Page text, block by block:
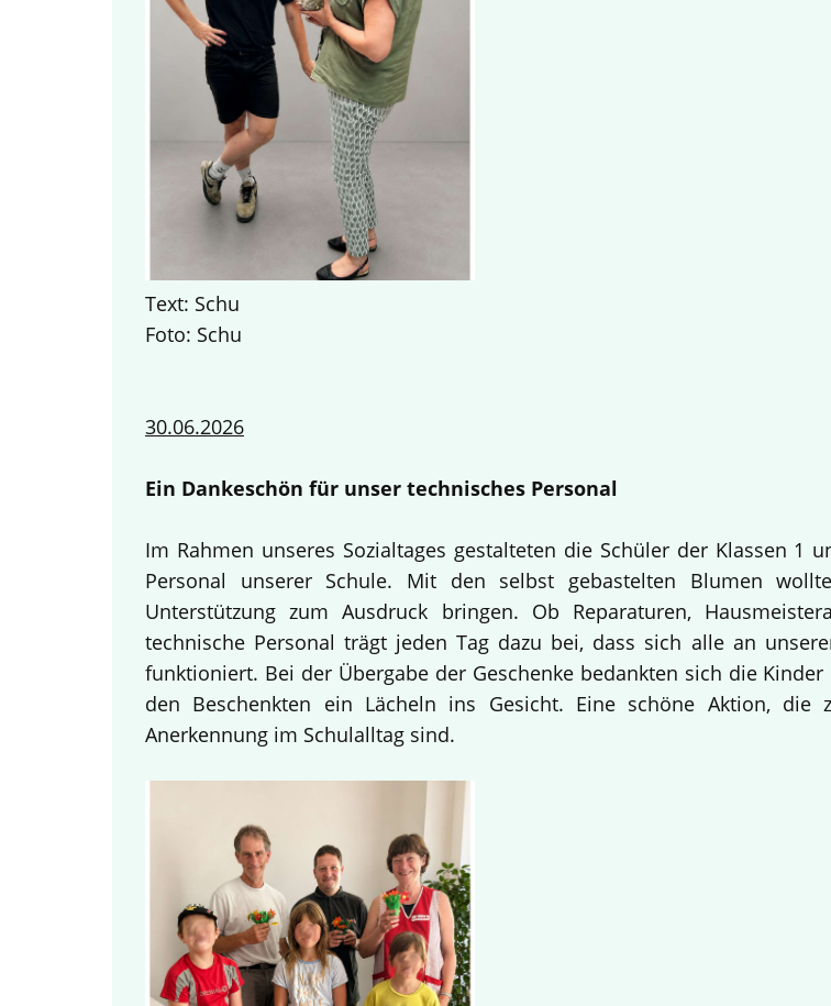
Text: Schu
Foto: Schu
30.06.2026
Ein Dankeschön für unser technisches Personal
Im Rahmen unseres Sozialtages gestalteten die Schüler der Klassen 1
Personal unserer Schule. Mit den selbst gebastelten Blumen
Unterstützung zum Ausdruck bringen. Ob Reparaturen,
technische Personal trägt jeden Tag dazu bei, dass sich alle an
funktioniert. Bei der Übergabe der Geschenke bedankten sich die
den Beschenkten ein Lächeln ins Gesicht. Eine schöne Aktion, die
Anerkennung im Schulalltag sind.